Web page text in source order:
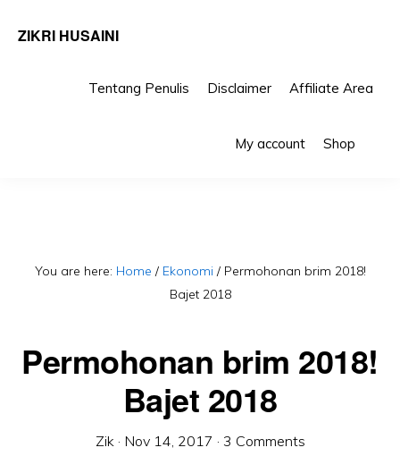
ZIKRI HUSAINI
Tentang Penulis Disclaimer Affiliate Area
My account Shop
You are here: Home / Ekonomi /Permohonan brim 2018!
Bajet 2018
Permohonan brim 2018!
Bajet 2018
Zik· Nov 14, 2017 · 3 Comments